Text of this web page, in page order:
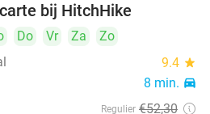
bij HitchHike
Do Vr Za
Zo
9.4 star
8 min. directions_car
Regulier €52,30